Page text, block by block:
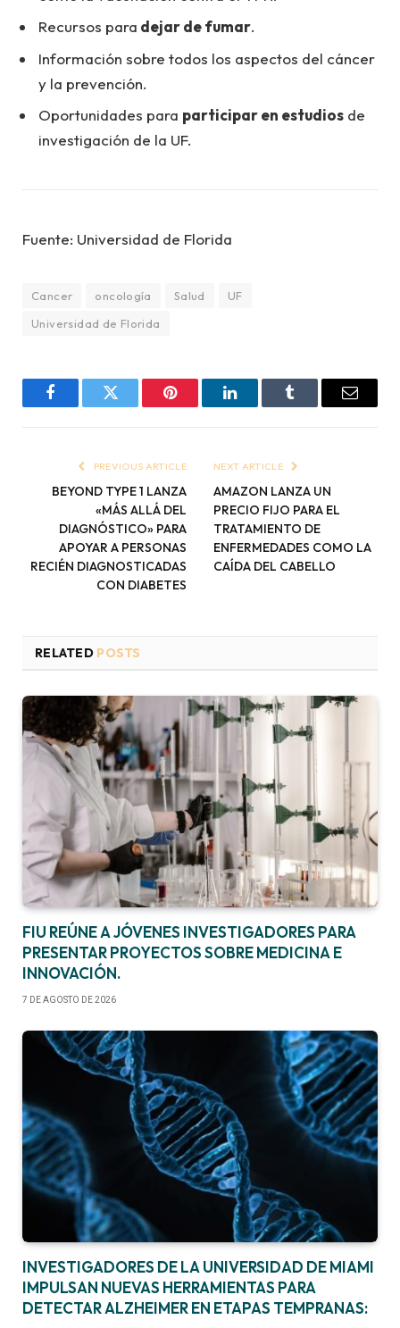
Recursos para dejar de fumar.
Información sobre todos los aspectos del cáncer
y la prevención.
Oportunidades para participar en estudios de
investigación de la UF.
Fuente: Universidad de Florida
Cancer oncología Salud
UF
Universidad de Florida
FacebookTwitter Pinterest LinkedInTumblr Email
PREVIOUS ARTICLE
BEYOND TYPE 1 LANZA
«MÁS ALLÁ DEL
DIAGNÓSTICO» PARA
APOYAR A PERSONAS
RECIÉN DIAGNOSTICADAS
CON DIABETES
NEXT ARTICLE
AMAZON LANZA UN
PRECIO FIJO PARA EL
TRATAMIENTO DE
ENFERMEDADES COMO LA
CAÍDA DEL CABELLO
RELATED POSTS
FIU REÚNE A JÓVENES INVESTIGADORES PARA
PRESENTAR PROYECTOS SOBRE MEDICINA E
INNOVACIÓN.
7 DE AGOSTO DE 2026
INVESTIGADORES DE LA UNIVERSIDAD DE MIAMI
IMPULSAN NUEVAS HERRAMIENTAS PARA
DETECTAR ALZHEIMER EN ETAPAS TEMPRANAS: